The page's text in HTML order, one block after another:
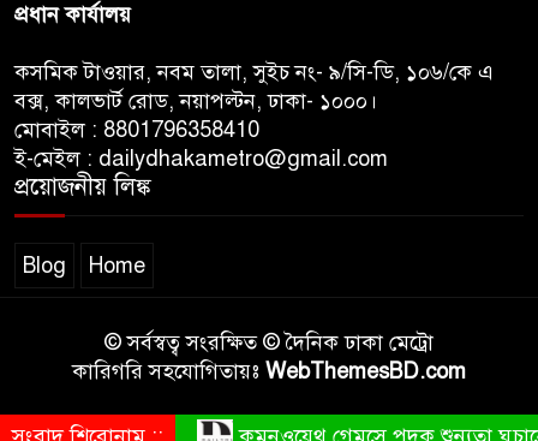
প্রধান কার্যালয়
কসমিক টাওয়ার, নবম তালা, সুইচ নং- ৯/সি-ডি, ১০৬/কে এ
বক্স, কালভার্ট রোড, নয়াপল্টন, ঢাকা- ১০০০।
মোবাইল : 8801796358410
ই-মেইল : dailydhakametro@gmail.com
প্রয়োজনীয় লিঙ্ক
Blog Home
© সর্বস্বত্ব সংরক্ষিত © দৈনিক ঢাকা মেট্রো
কারিগরি সহযোগিতায়ঃ WebThemesBD.com